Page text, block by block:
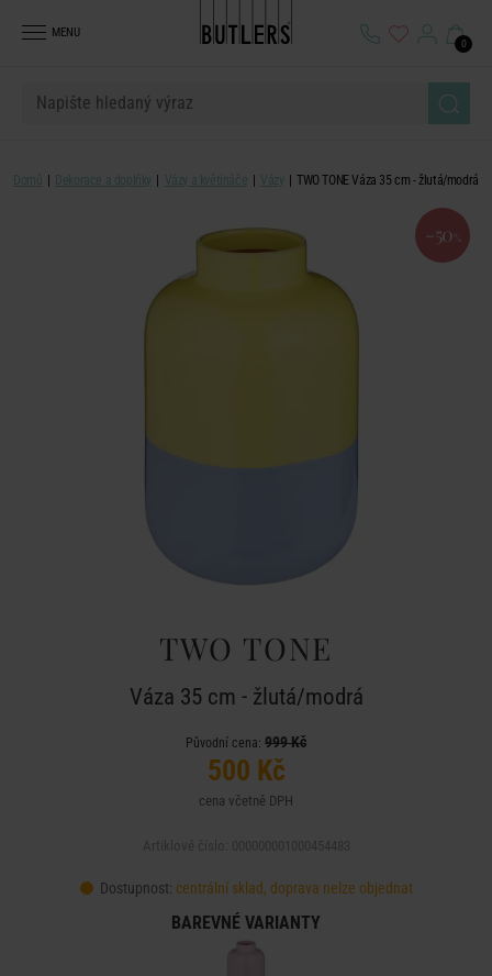
MENU
0
Domů Dekorace a doplňky Vázy a květináče Vázy TWO TONE Váza 35 cm - žlutá/modrá
-50 %
TWO TONE
Váza 35 cm - žlutá/modrá
Původní cena: 999 Kč
500 Kč
cena včetně DPH
Dostupnost: centrální sklad, doprava nelze objednat
BAREVNÉ VARIANTY